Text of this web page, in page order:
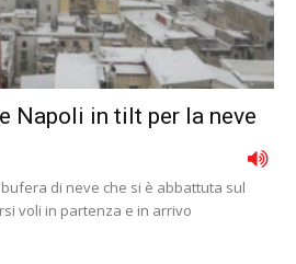
Napoli in tilt per la neve
di neve che si è abbattuta sul
voli in partenza e in arrivo